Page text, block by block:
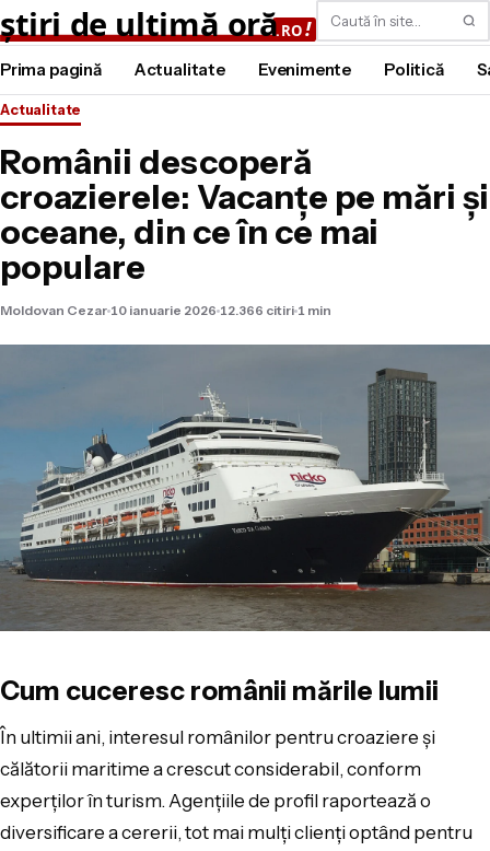
Caută
Prima pagină Actualitate Evenimente Politică
Actualitate
Românii descoperă
croazierele: Vacanțe pe mări și
oceane, din ce în ce mai
populare
Moldovan Cezar 10 ianuarie 2026 12.366 citiri 1 min
Cum cuceresc românii mările lumii
În ultimii ani, interesul românilor pentru croaziere și
călătorii maritime a crescut considerabil, conform
experților în turism. Agențiile de profil raportează o
diversificare a cererii, tot mai mulți clienți optând pentru